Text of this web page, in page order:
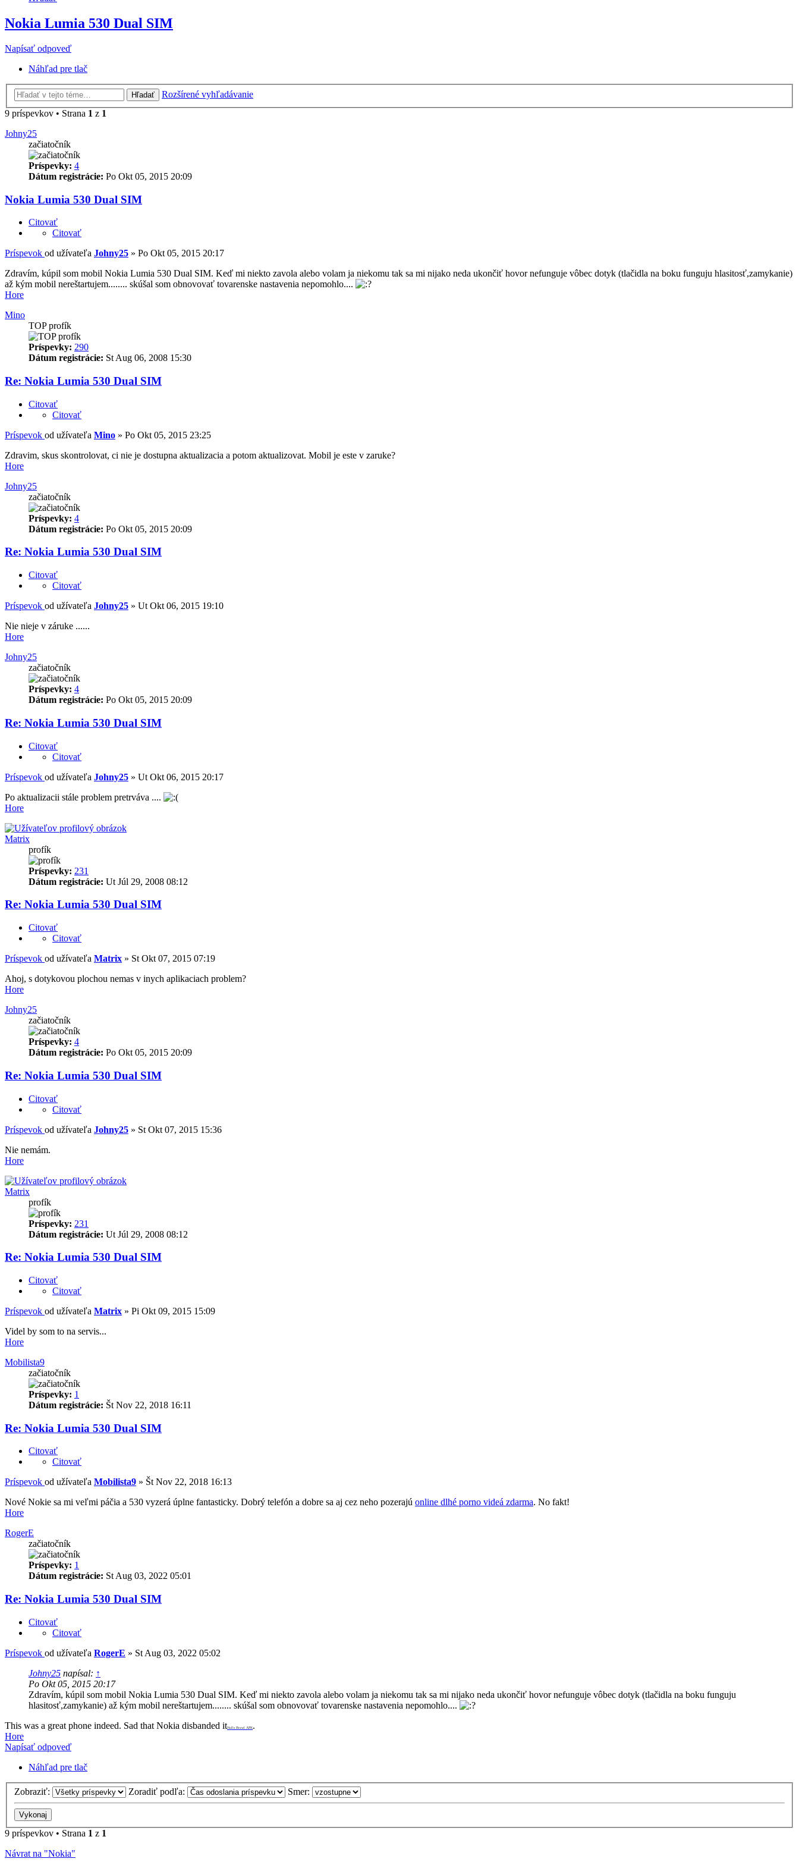
Nokia Lumia 530 Dual SIM
Napísať odpoveď
Náhľad pre tlač
Hľadať
Rozšírené vyhľadávanie
9 príspevkov • Strana 1 z 1
Johny25
začiatočník
Príspevky: 4
Dátum registrácie: Po Okt 05, 2015 20:09
Nokia Lumia 530 Dual SIM
Citovať
Citovať
Príspevok od užívateľa Johny25 » Po Okt 05, 2015 20:17
Zdravím, kúpil som mobil Nokia Lumia 530 Dual SIM. Keď mi niekto zavola alebo volam ja niekomu tak sa mi nijako neda ukončiť hovor nefunguje vôbec dotyk (tlačidla na boku funguju hlasitosť,zamykanie)
až kým mobil nereštartujem........ skúšal som obnovovať tovarenske nastavenia nepomohlo....
Hore
Mino
TOP profík
Príspevky: 290
Dátum registrácie: St Aug 06, 2008 15:30
Re: Nokia Lumia 530 Dual SIM
Citovať
Citovať
Príspevok od užívateľa Mino » Po Okt 05, 2015 23:25
Zdravim, skus skontrolovat, ci nie je dostupna aktualizacia a potom aktualizovat. Mobil je este v zaruke?
Hore
Johny25
začiatočník
Príspevky: 4
Dátum registrácie: Po Okt 05, 2015 20:09
Re: Nokia Lumia 530 Dual SIM
Citovať
Citovať
Príspevok od užívateľa Johny25 » Ut Okt 06, 2015 19:10
Nie nieje v záruke ......
Hore
Johny25
začiatočník
Príspevky: 4
Dátum registrácie: Po Okt 05, 2015 20:09
Re: Nokia Lumia 530 Dual SIM
Citovať
Citovať
Príspevok od užívateľa Johny25 » Ut Okt 06, 2015 20:17
Po aktualizacii stále problem pretrváva ....
Hore
Matrix
profík
Príspevky: 231
Dátum registrácie: Ut Júl 29, 2008 08:12
Re: Nokia Lumia 530 Dual SIM
Citovať
Citovať
Príspevok od užívateľa Matrix » St Okt 07, 2015 07:19
Ahoj, s dotykovou plochou nemas v inych aplikaciach problem?
Hore
Johny25
začiatočník
Príspevky: 4
Dátum registrácie: Po Okt 05, 2015 20:09
Re: Nokia Lumia 530 Dual SIM
Citovať
Citovať
Príspevok od užívateľa Johny25 » St Okt 07, 2015 15:36
Nie nemám.
Hore
Matrix
profík
Príspevky: 231
Dátum registrácie: Ut Júl 29, 2008 08:12
Re: Nokia Lumia 530 Dual SIM
Citovať
Citovať
Príspevok od užívateľa Matrix » Pi Okt 09, 2015 15:09
Videl by som to na servis...
Hore
Mobilista9
začiatočník
Príspevky: 1
Dátum registrácie: Št Nov 22, 2018 16:11
Re: Nokia Lumia 530 Dual SIM
Citovať
Citovať
Príspevok od užívateľa Mobilista9 » Št Nov 22, 2018 16:13
Nové Nokie sa mi veľmi páčia a 530 vyzerá úplne fantasticky. Dobrý telefón a dobre sa aj cez neho pozerajú online dlhé porno videá zdarma. No fakt!
Hore
RogerE
začiatočník
Príspevky: 1
Dátum registrácie: St Aug 03, 2022 05:01
Re: Nokia Lumia 530 Dual SIM
Citovať
Citovať
Príspevok od užívateľa RogerE » St Aug 03, 2022 05:02
Johny25 napísal: ↑
Po Okt 05, 2015 20:17
Zdravím, kúpil som mobil Nokia Lumia 530 Dual SIM. Keď mi niekto zavola alebo volam ja niekomu tak sa mi nijako neda ukončiť hovor nefunguje vôbec dotyk (tlačidla na boku funguju
hlasitosť,zamykanie) až kým mobil nereštartujem........ skúšal som obnovovať tovarenske nastavenia nepomohlo....
This was a great phone indeed. Sad that Nokia disbanded itNulls Brawl APK.
Hore
Napísať odpoveď
Náhľad pre tlač
Zobraziť: Zoradiť podľa: Smer:
9 príspevkov • Strana 1 z 1
Návrat na "Nokia"